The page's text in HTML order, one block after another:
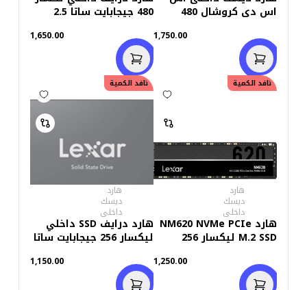
اس دى كروشال 480
1,750.00
480 جيجابايت ساتا 2.5
1,650.00
نافد الكمية
هارد
ديسك
داخلى
هارد NM620 NVMe PCIe
M.2 SSD ليكسار 256
1,250.00
نافد الكمية
هارد
ديسك
داخلى
هارد درايف SSD داخلي
ليكسار 256 جيجابايت ساتا
1,150.00